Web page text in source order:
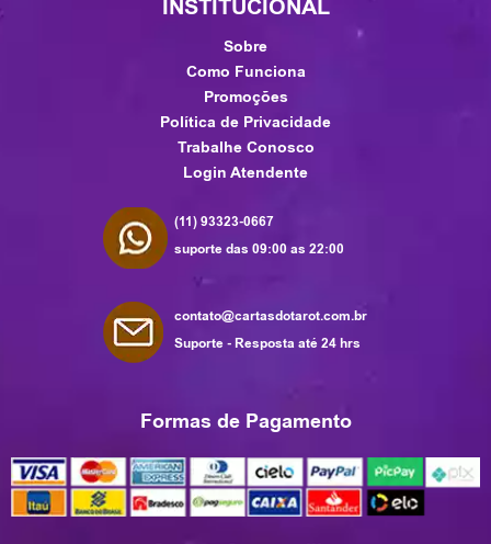
INSTITUCIONAL
Sobre
Como Funciona
Promoções
Política de Privacidade
Trabalhe Conosco
Login Atendente
(11) 93323-0667
suporte das 09:00 as 22:00
contato@cartasdotarot.com.br
Suporte - Resposta até 24 hrs
Formas de Pagamento